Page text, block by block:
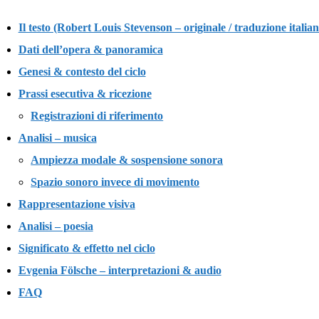
Il testo (Robert Louis Stevenson – originale / traduzione
Dati dell’opera & panoramica
Genesi & contesto del ciclo
Prassi esecutiva & ricezione
Registrazioni di riferimento
Analisi – musica
Ampiezza modale & sospensione sonora
Spazio sonoro invece di movimento
Rappresentazione visiva
Analisi – poesia
Significato & effetto nel ciclo
Evgenia Fölsche – interpretazioni & audio
FAQ